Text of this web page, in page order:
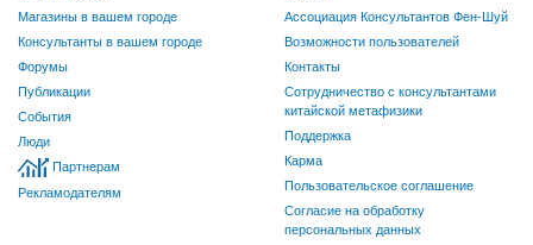
Магазины в вашем городе
Консультанты в вашем городе
Форумы
Публикации
События
Люди
Партнерам
Рекламодателям
Ассоциация Консультантов Фен-Шуй
Возможности пользователей
Контакты
Сотрудничество с консультантами
китайской метафизики
Поддержка
Карма
Пользовательское соглашение
Согласие на обработку
персональных данных